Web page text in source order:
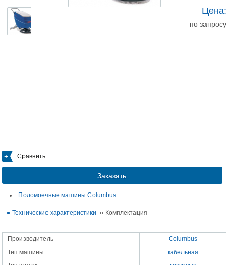
Сравнить
Заказать
Цена:
по запросу
Поломоечные машины Columbus
Технические характеристики Комплектация
Производитель
Columbus
Тип машины
кабельная